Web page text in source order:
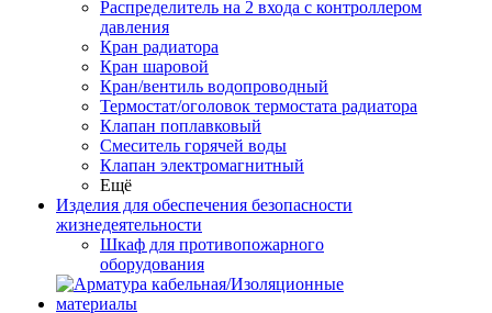
Распределитель на 2 входа с контроллером
давления
Кран радиатора
Кран шаровой
Кран/вентиль водопроводный
Термостат/оголовок термостата радиатора
Клапан поплавковый
Смеситель горячей воды
Клапан электромагнитный
Ещё
Изделия для обеспечения безопасности
жизнедеятельности
Шкаф для противопожарного
оборудования